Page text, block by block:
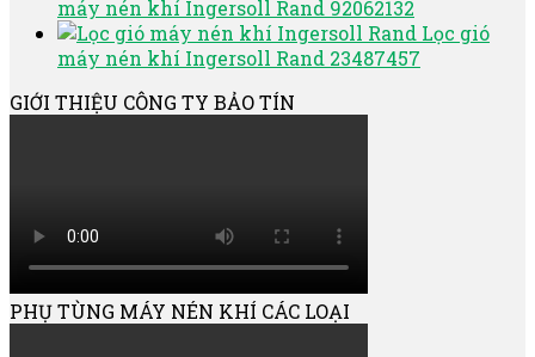
máy nén khí Ingersoll Rand 92062132
Lọc gió
máy nén khí Ingersoll Rand 23487457
GIỚI THIỆU CÔNG TY BẢO TÍN
PHỤ TÙNG MÁY NÉN KHÍ CÁC LOẠI